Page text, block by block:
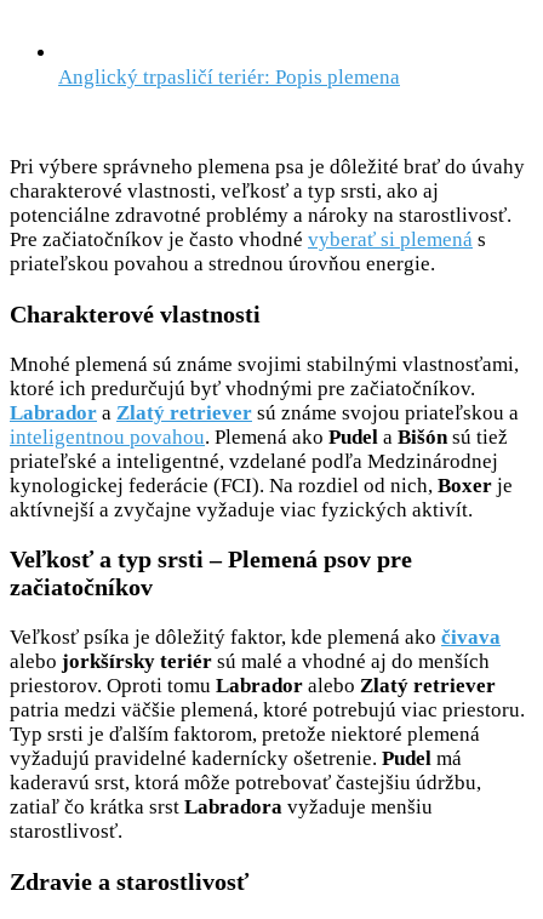
Anglický trpasličí teriér: Popis plemena
Pri výbere správneho plemena psa je dôležité brať do úvahy
charakterové vlastnosti, veľkosť a typ srsti, ako aj
potenciálne zdravotné problémy a nároky na starostlivosť.
Pre začiatočníkov je často vhodné vyberať si plemená s
priateľskou povahou a strednou úrovňou energie.
Charakterové vlastnosti
Mnohé plemená sú známe svojimi stabilnými vlastnosťami,
ktoré ich predurčujú byť vhodnými pre začiatočníkov.
Labrador a Zlatý retriever sú známe svojou priateľskou a
inteligentnou povahou. Plemená ako Pudel a Bišón sú tiež
priateľské a inteligentné, vzdelané podľa Medzinárodnej
kynologickej federácie (FCI). Na rozdiel od nich, Boxer je
aktívnejší a zvyčajne vyžaduje viac fyzických aktivít.
Veľkosť a typ srsti – Plemená psov pre
začiatočníkov
Veľkosť psíka je dôležitý faktor, kde plemená ako čivava
alebo jorkšírsky teriér sú malé a vhodné aj do menších
priestorov. Oproti tomu Labrador alebo Zlatý retriever
patria medzi väčšie plemená, ktoré potrebujú viac priestoru.
Typ srsti je ďalším faktorom, pretože niektoré plemená
vyžadujú pravidelné kadernícky ošetrenie. Pudel má
kaderavú srst, ktorá môže potrebovať častejšiu údržbu,
zatiaľ čo krátka srst Labradora vyžaduje menšiu
starostlivosť.
Zdravie a starostlivosť